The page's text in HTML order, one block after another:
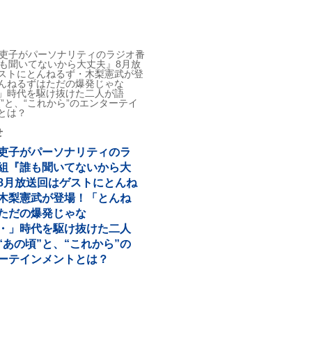
子がパーソナリティのラ
『誰も聞いてないから大
月放送回はゲストにとんね
梨憲武が登場！「とんね
だの爆発じゃな
」時代を駆け抜けた二人
あの頃”と、“これから”の
テインメントとは？